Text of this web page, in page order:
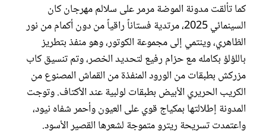
كما تألقت مدونة الموضة مرمر على سلالم مهرجان كان
السينمائي 2025، مرتدية فستاناً راقياً من دون أكمام من نور
الظاهري، وينتمي إلى مجموعة الكوتور، وهو منفذ بتطريز
باللؤلؤ بكامله مع حزام رفيع لتحديد الخصر، وتم تنسيق كاب
مزركش بطبقات من الورود المنفذة من القماش المصنوع من
الكريب الحريري الأبيض بطبقات لولبية عند الأكتاف. وتوجت
المدونة إطلالتها بمكياج قوي على العيون وأحمر شفاه نيود،
واعتمدت تسريحة ريترو متموجة لشعرها القصير الأسود.